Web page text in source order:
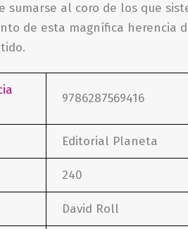
sumarse al coro de los que
de esta magnífica herencia
9786287569416
Editorial Planeta
240
David Roll